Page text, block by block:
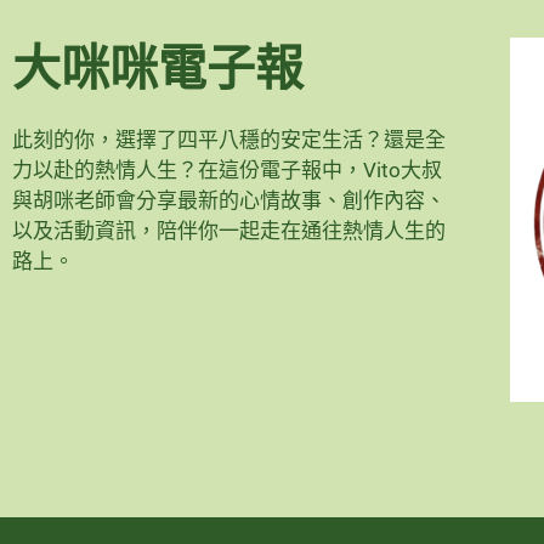
大咪咪電子報
此刻的你，選擇了四平八穩的安定生活？還是全
力以赴的熱情人生？在這份電子報中，Vito大叔
與胡咪老師會分享最新的心情故事、創作內容、
以及活動資訊，陪伴你一起走在通往熱情人生的
路上。